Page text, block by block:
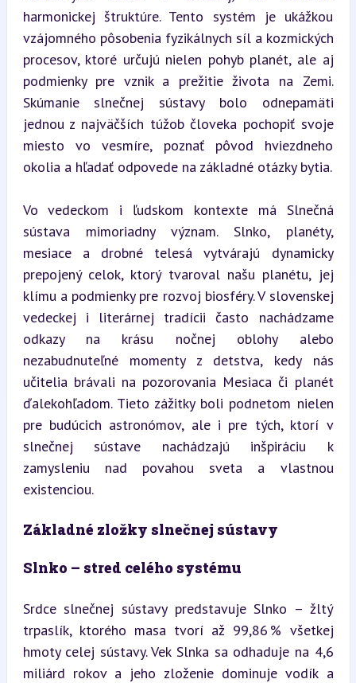
harmonickej štruktúre. Tento systém je ukážkou
vzájomného pôsobenia fyzikálnych síl a kozmických
procesov, ktoré určujú nielen pohyb planét, ale aj
podmienky pre vznik a prežitie života na Zemi.
Skúmanie slnečnej sústavy bolo odnepamäti
jednou z najväčších túžob človeka pochopiť svoje
miesto vo vesmíre, poznať pôvod hviezdneho
okolia a hľadať odpovede na základné otázky bytia.
Vo vedeckom i ľudskom kontexte má Slnečná
sústava mimoriadny význam. Slnko, planéty,
mesiace a drobné telesá vytvárajú dynamicky
prepojený celok, ktorý tvaroval našu planétu, jej
klímu a podmienky pre rozvoj biosféry. V slovenskej
vedeckej i literárnej tradícii často nachádzame
odkazy na krásu nočnej oblohy alebo
nezabudnuteľné momenty z detstva, kedy nás
učitelia brávali na pozorovania Mesiaca či planét
ďalekohľadom. Tieto zážitky boli podnetom nielen
pre budúcich astronómov, ale i pre tých, ktorí v
slnečnej sústave nachádzajú inšpiráciu k
zamysleniu nad povahou sveta a vlastnou
existenciou.
Základné zložky slnečnej sústavy
Slnko – stred celého systému
Srdce slnečnej sústavy predstavuje Slnko – žltý
trpaslík, ktorého masa tvorí až 99,86 % všetkej
hmoty celej sústavy. Vek Slnka sa odhaduje na 4,6
miliárd rokov a jeho zloženie dominuje vodík a